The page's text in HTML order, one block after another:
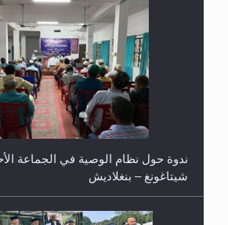
ندوة حول نظام الوصية في الجماعة